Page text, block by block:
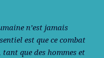
n’est jamais
est que ce combat
que des hommes et